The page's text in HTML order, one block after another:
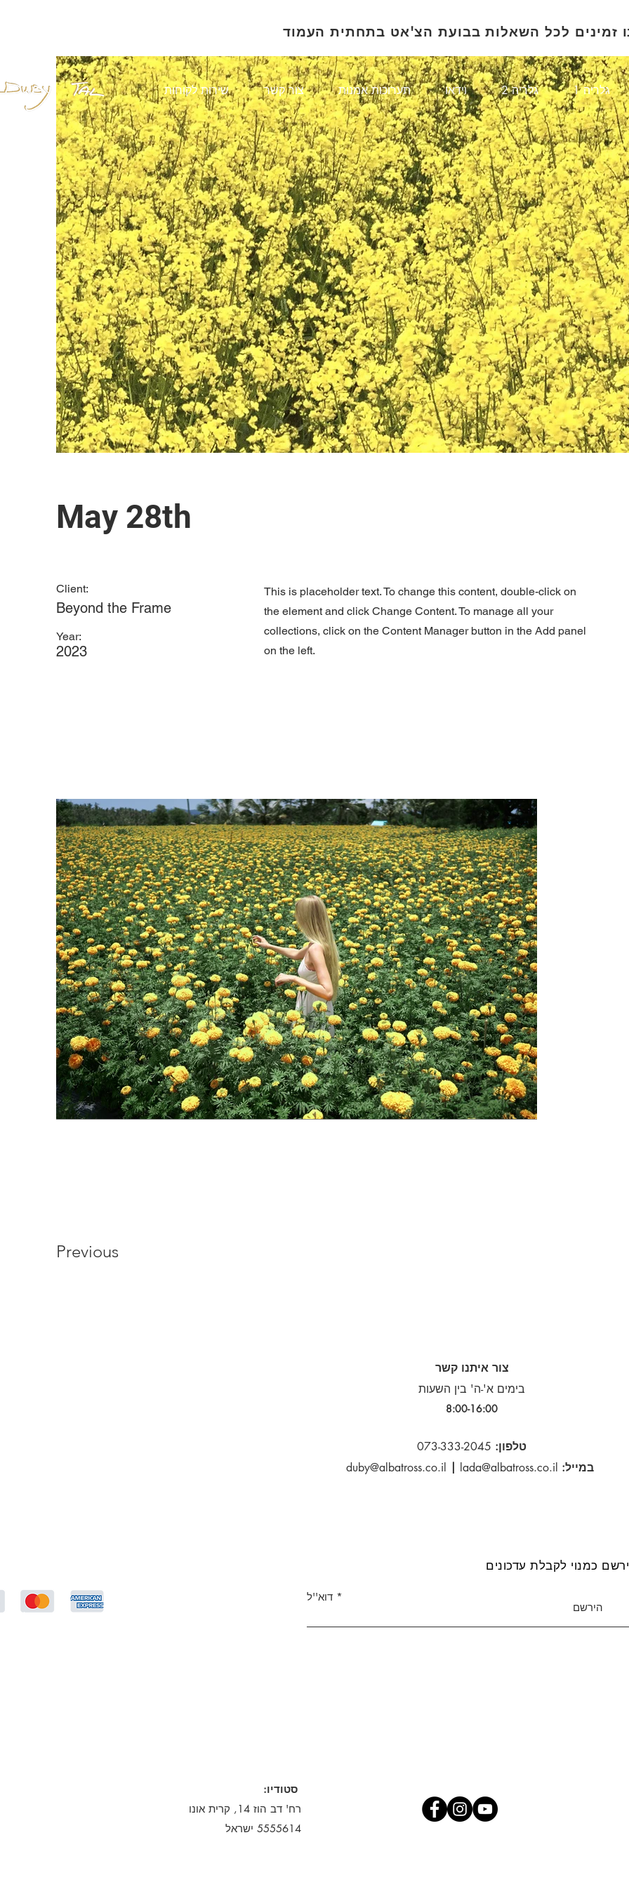
זמינים לכל השאלות בבועת הצ'אט בתחתית העמוד
May 28th
Client:
Beyond the Frame
Year:
2023
This is placeholder text. To change this content, double-click on
the element and click Change Content. To manage all your
collections, click on the Content Manager button in the Add panel
on the left.
Previous
שירות לקוחות צור קשר תערוכות אמנות וידאו גלריה 2 1 גלריה
צור איתנו קשר
בימים א'-ה' בין השעות
8:00-16:00​
טלפון:
במייל:
duby@albatross.co.il lada@albatross.co.il
כמנוי לקבלת עדכונים
דוא''ל
הירשם
רח' דב הוז 14, קרית אונו
5555614 ישראל